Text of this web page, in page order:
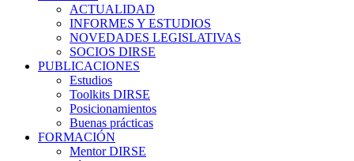
ACTUALIDAD
INFORMES Y ESTUDIOS
NOVEDADES LEGISLATIVAS
SOCIOS DIRSE
PUBLICACIONES
Estudios
Toolkits DIRSE
Posicionamientos
Buenas prácticas
FORMACIÓN
Mentor DIRSE